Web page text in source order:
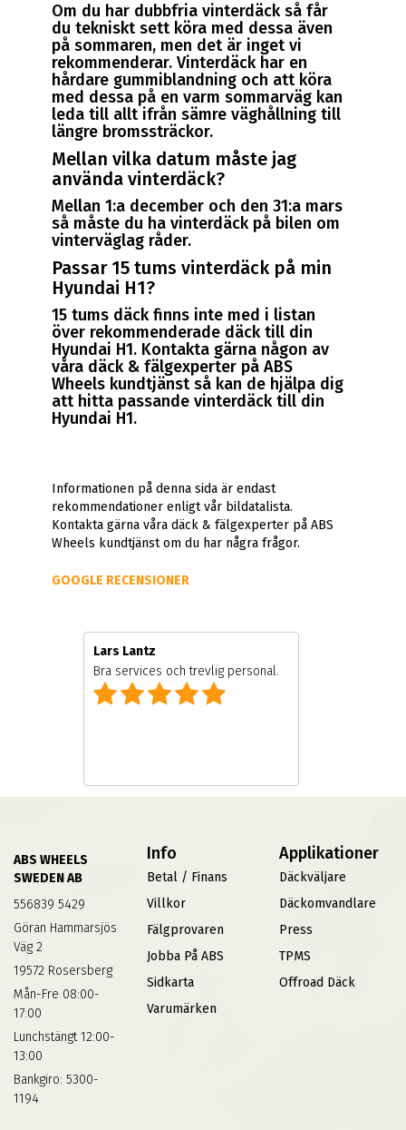
Om du har dubbfria vinterdäck så får
du tekniskt sett köra med dessa även
på sommaren, men det är inget vi
rekommenderar. Vinterdäck har en
hårdare gummiblandning och att köra
med dessa på en varm sommarväg kan
leda till allt ifrån sämre väghållning till
längre bromssträckor.
Mellan vilka datum måste jag
använda vinterdäck?
Mellan 1:a december och den 31:a mars
så måste du ha vinterdäck på bilen om
vinterväglag råder.
Passar 15 tums vinterdäck på min
Hyundai H1?
15 tums däck finns inte med i listan
över rekommenderade däck till din
Hyundai H1. Kontakta gärna någon av
våra däck & fälgexperter på ABS
Wheels kundtjänst så kan de hjälpa dig
att hitta passande vinterdäck till din
Hyundai H1.
Informationen på denna sida är endast
rekommendationer enligt vår bildatalista.
Kontakta gärna våra däck & fälgexperter på ABS
Wheels kundtjänst om du har några frågor.
GOOGLE RECENSIONER
Lars Lantz
Bra services och trevlig personal.
ABS WHEELS
SWEDEN AB
556839 5429
Göran Hammarsjös
Väg 2
19572 Rosersberg
Mån-Fre 08:00-
17:00
Lunchstängt 12:00-
13:00
Bankgiro: 5300-
1194
Info
Betal / Finans
Villkor
Fälgprovaren
Jobba På ABS
Sidkarta
Varumärken
Applikationer
Däckväljare
Däckomvandlare
Press
TPMS
Offroad Däck